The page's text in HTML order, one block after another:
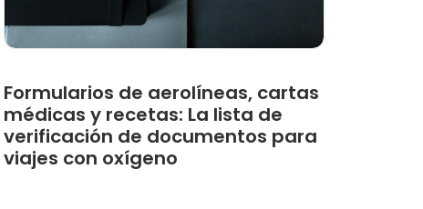
Formularios de aerolíneas, cartas
médicas y recetas: La lista de
verificación de documentos para
viajes con oxígeno